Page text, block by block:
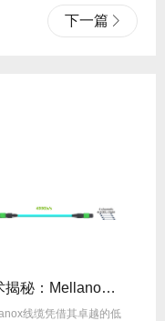
下一篇
技术揭秘：Mellanox线缆低延迟背后的“信号优化”黑科技！
线缆凭借其卓越的低